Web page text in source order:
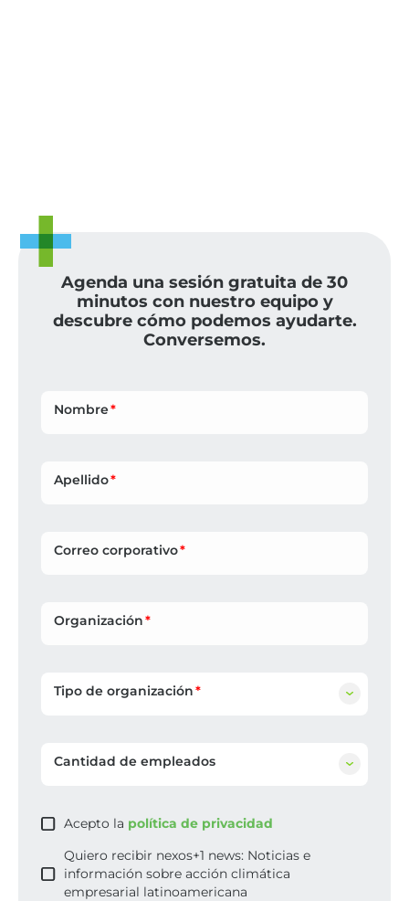
Agenda una sesión gratuita de 30
minutos con nuestro equipo y
descubre cómo podemos ayudarte.
Conversemos.
Nombre
Apellido
Correo corporativo
Organización
Tipo de organización
Cantidad de empleados
Acepto la política de privacidad
Quiero recibir nexos+1 news: Noticias e
información sobre acción climática
empresarial latinoamericana